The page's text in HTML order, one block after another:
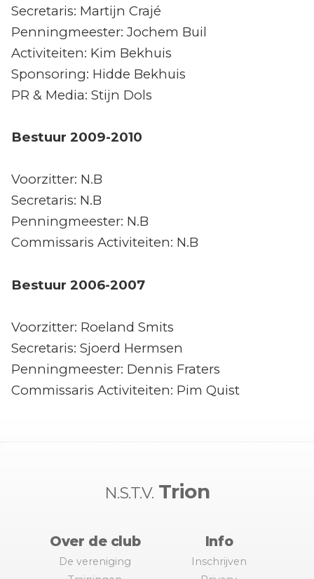
Secretaris: Martijn Crajé
Penningmeester: Jochem Buil
Activiteiten: Kim Bekhuis
Sponsoring: Hidde Bekhuis
PR & Media: Stijn Dols
Bestuur 2009-2010
Voorzitter: N.B
Secretaris: N.B
Penningmeester: N.B
Commissaris Activiteiten: N.B
Bestuur 2006-2007
Voorzitter: Roeland Smits
Secretaris: Sjoerd Hermsen
Penningmeester: Dennis Fraters
Commissaris Activiteiten: Pim Quist
N.S.T.V. Trion
Over de club
De vereniging
Info
Inschrijven